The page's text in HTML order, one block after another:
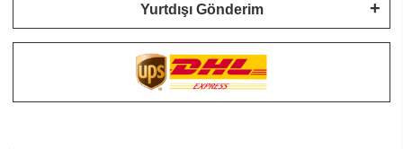
Yurtdışı Gönderim